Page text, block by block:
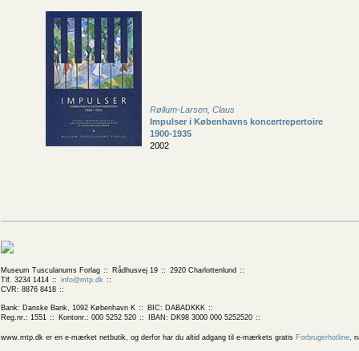
Røllum-Larsen, Claus
Impulser i Københavns koncertrepertoire
1900-1935
2002
Museum Tusculanums Forlag Rådhusvej 19
2920 Charlottenlund
Tlf. 3234 1414
info@mtp.dk
CVR: 8876 8418
Bank: Danske Bank, 1092 København K
BIC: DABADKKK
Reg.nr.: 1551
Kontonr.: 000 5252 520 IBAN: DK98 3000 000 5252520
www.mtp.dk er en e-mærket netbutik, og derfor har du altid adgang til e-mærkets gratis Forbrugerhotline,